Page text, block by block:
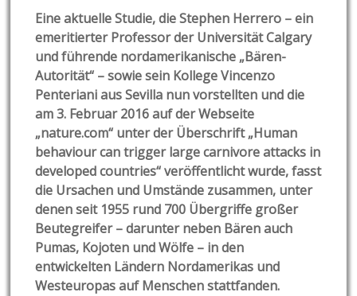
Eine aktuelle Studie, die Stephen Herrero – ein
emeritierter Professor der Universität Calgary
und führende nordamerikanische „Bären-
Autorität“ – sowie sein Kollege Vincenzo
Penteriani aus Sevilla nun vorstellten und die
am 3. Februar 2016 auf der Webseite
„nature.com“ unter der Überschrift „Human
behaviour can trigger large carnivore attacks in
developed countries“ veröffentlicht wurde, fasst
die Ursachen und Umstände zusammen, unter
denen seit 1955 rund 700 Übergriffe großer
Beutegreifer – darunter neben Bären auch
Pumas, Kojoten und Wölfe – in den
entwickelten Ländern Nordamerikas und
Westeuropas auf Menschen stattfanden.